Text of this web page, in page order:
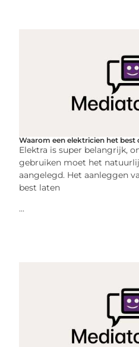
Waarom een elektricien het best
Elektra is super belangrijk,
gebruiken moet het
aangelegd. Het aanleggen
best laten
...